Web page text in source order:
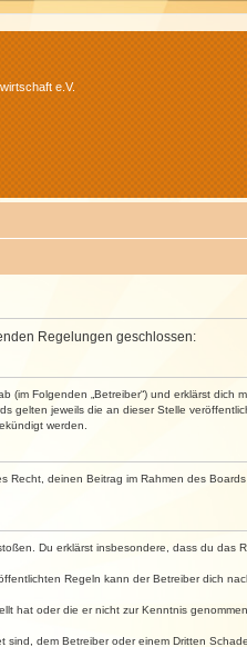
e.V.
Regelungen geschlossen:
(im Folgenden „Betreiber“) und erklärst
gelten jeweils die an dieser Stelle
werden.
Recht, deinen Beitrag im Rahmen des Boards
Du erklärst insbesondere, dass du das
Regeln kann der Betreiber dich
hat oder die er nicht zur Kenntnis
dem Betreiber oder einem Dritten